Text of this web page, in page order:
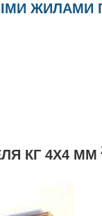
ЖИЛАМИ
КГ 4Х4 ММ